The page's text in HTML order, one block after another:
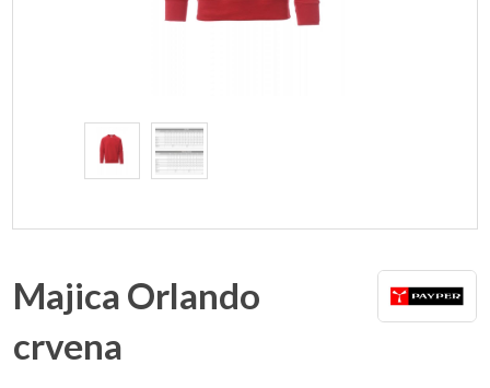
Majica Orlando
crvena